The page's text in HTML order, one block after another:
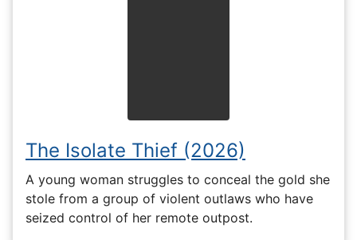
The Isolate Thief (2026)
A young woman struggles to conceal the gold she
stole from a group of violent outlaws who have
seized control of her remote outpost.